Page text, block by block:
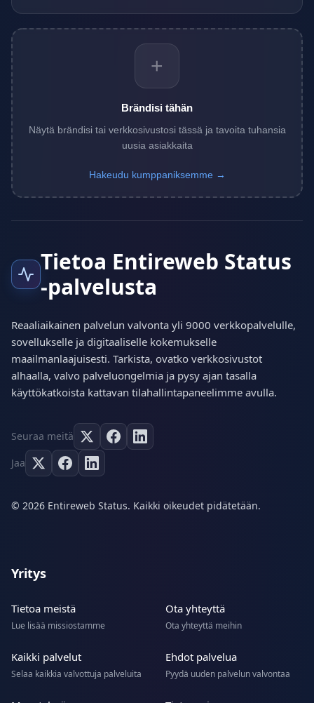
+
Brändisi tähän
Näytä brändisi tai verkkosivustosi tässä ja tavoita tuhansia
uusia asiakkaita
Hakeudu kumppaniksemme →
Tietoa Entireweb Status
-palvelusta
Reaaliaikainen palvelun valvonta yli 9000 verkkopalvelulle,
sovellukselle ja digitaaliselle kokemukselle
maailmanlaajuisesti. Tarkista, ovatko verkkosivustot
alhaalla, valvo palveluongelmia ja pysy ajan tasalla
käyttökatkoista kattavan tilahallintapaneelimme avulla.
Seuraa meitä
Jaa
© 2026 Entireweb Status. Kaikki oikeudet pidätetään.
Yritys
Tietoa meistä
Lue lisää missiostamme
Ota yhteyttä
Ota yhteyttä meihin
Kaikki palvelut
Selaa kaikkia valvottuja palveluita
Ehdot palvelua
Pyydä uuden palvelun valvontaa